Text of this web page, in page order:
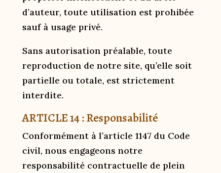
d’auteur, toute utilisation est prohibée
sauf à usage privé.
Sans autorisation préalable, toute
reproduction de notre site, qu’elle soit
partielle ou totale, est strictement
interdite.
ARTICLE 14 : Responsabilité
Conformément à l’article 1147 du Code
civil, nous engageons notre
responsabilité contractuelle de plein